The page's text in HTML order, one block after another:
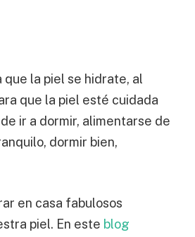
que la piel se hidrate, al
que la piel esté cuidada
ir a dormir, alimentarse de
dormir bien,
en casa fabulosos
piel. En este blog